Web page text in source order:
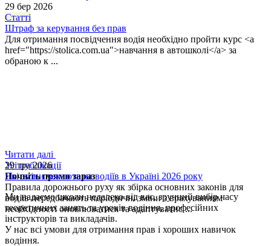
29 бер 2026
Статті
Штраф за керування без прав
Для отримання посвідчення водія необхідно пройти курс <a
href="https://stolica.com.ua">навчання в автошколі</a> за
обраною к ...
Читати далі
29 тра 2026
Які зміни чекають на водіїв в Україні 2026 року
Правила дорожнього руху як збірка основних законів для
водіїв передбачають періодичні зміни з врахуванням
необхідності оновлюватися та адаптуватис ...
Усі публікації
Почніть прямо зараз
Ми надаємо школи недалеко від вас, зручний вибір часу
теоретичних занять та уроків водіння, професійних
інструкторів та викладачів.
У нас всі умови для отримання прав і хороших навичок
водіння.